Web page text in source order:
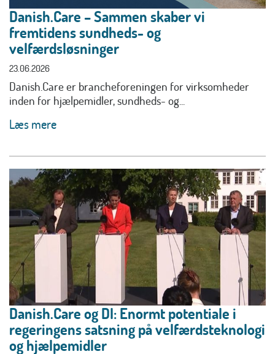
Danish.Care – Sammen skaber vi
fremtidens sundheds- og
velfærdsløsninger
23.06.2026
Danish.Care er brancheforeningen for virksomheder
inden for hjælpemidler, sundheds- og...
Læs mere
Danish.Care og DI: Enormt potentiale i
regeringens satsning på velfærdsteknologi
og hjælpemidler